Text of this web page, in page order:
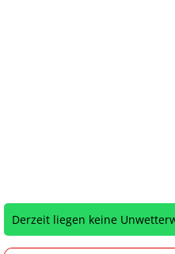
Derzeit liegen keine